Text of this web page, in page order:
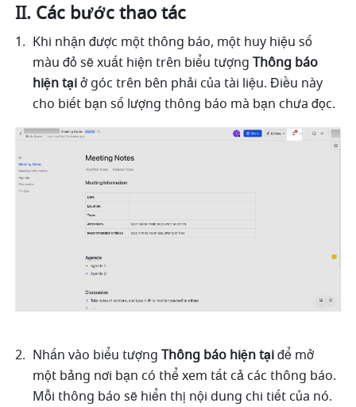
II. Các bước thao tác
Khi nhận được một thông báo, một huy hiệu số
màu đỏ sẽ xuất hiện trên biểu tượng Thông báo
hiện tại ở góc trên bên phải của tài liệu. Điều này
cho biết bạn số lượng thông báo mà bạn chưa đọc.
Nhấn vào biểu tượng Thông báo hiện tại để mở
một bảng nơi bạn có thể xem tất cả các thông báo.
Mỗi thông báo sẽ hiển thị nội dung chi tiết của nó.